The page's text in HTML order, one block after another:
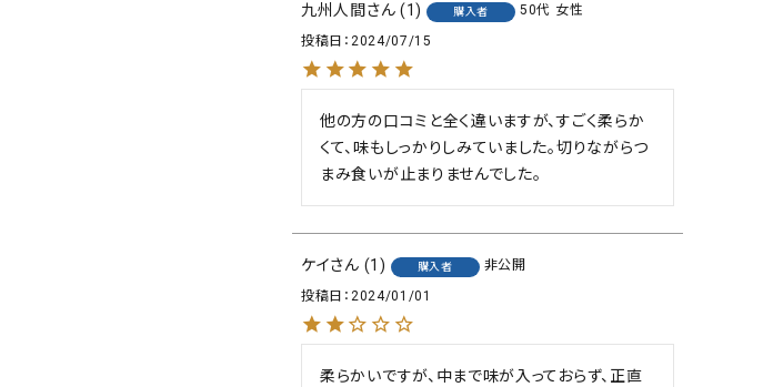
九州人間 1 購入者 50代 女性
投稿日
2024/07/15
他の方の口コミと全く違いますが、すごく柔らか
くて、味もしっかりしみていました。切りながらつ
まみ食いが止まりませんでした。
ケイ 1 購入者
非公開
投稿日
2024/01/01
柔らかいですが、中まで味が入っておらず、正直